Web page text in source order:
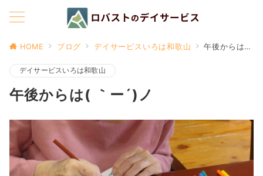
HOME ブログ デイサービスいろは和歌山 午後からは( ｀ー´)ノ
デイサービスいろは和歌山
午後からは( ｀ー´)ノ